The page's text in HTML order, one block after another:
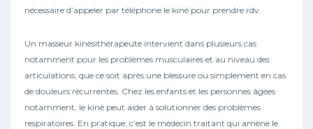
nécessaire d’appeler par téléphone le kiné pour prendre rdv.
Un masseur kinésithérapeute intervient dans plusieurs cas
notamment pour les problèmes musculaires et au niveau des
articulations; que ce soit après une blessure ou simplement en cas
de douleurs récurrentes. Chez les enfants et les personnes âgées
notamment, le kiné peut aider à solutionner des problèmes
respiratoires. En pratique, c’est le médecin traitant qui amène le